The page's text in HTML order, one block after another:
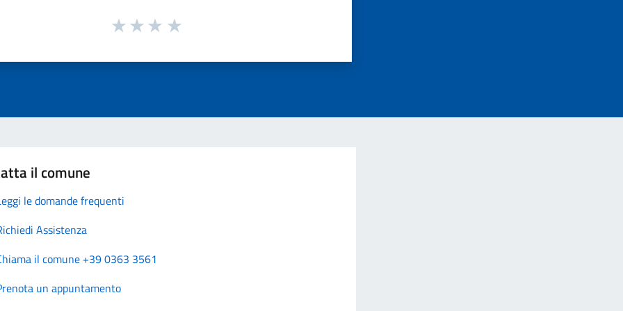
il comune
le domande frequenti
Assistenza
il comune +39 0363 3561
un appuntamento